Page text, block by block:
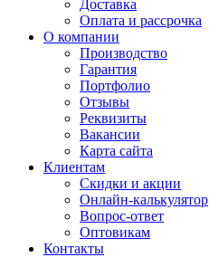
Доставка
Оплата и рассрочка
О компании
Производство
Гарантия
Портфолио
Отзывы
Реквизиты
Вакансии
Карта сайта
Клиентам
Скидки и акции
Онлайн-калькулятор
Вопрос-ответ
Оптовикам
Контакты